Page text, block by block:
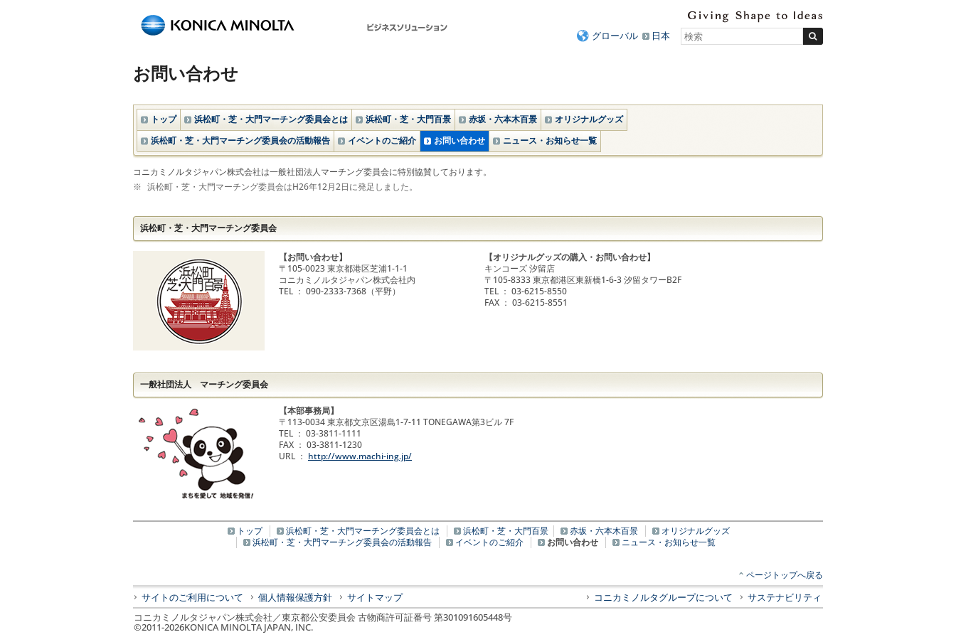
グローバル 日本
お問い合わせ
トップ 浜松町・芝・大門マーチング委員会とは 浜松町・芝・大門百景 赤坂・六本木百景
オリジナルグッズ
浜松町・芝・大門マーチング委員会の活動報告
イベントのご紹介 お問い合わせ ニュース・お知らせ一覧
コニカミノルタジャパン株式会社は一般社団法人マーチング委員会に特別協賛しております。
※ 浜松町・芝・大門マーチング委員会はH26年12月2日に発足しました。
浜松町・芝・大門マーチング委員会
【お問い合わせ】
〒105-0023 東京都港区芝浦1-1-1
コニカミノルタジャパン株式会社内
TEL ： 090-2333-7368（平野）
【オリジナルグッズの購入・お問い合わせ】
キンコーズ 汐留店
〒105-8333 東京都港区東新橋1-6-3 汐留タワーB2F
TEL ： 03-6215-8550
FAX ： 03-6215-8551
一般社団法人 マーチング委員会
【本部事務局】
〒113-0034 東京都文京区湯島1-7-11 TONEGAWA第3ビル 7F
TEL ： 03-3811-1111
FAX ： 03-3811-1230
URL ： http://www.machi-ing.jp/
トップ 浜松町・芝・大門マーチング委員会とは 浜松町・芝・大門百景 赤坂・六本木百景
オリジナルグッズ
浜松町・芝・大門マーチング委員会の活動報告
イベントのご紹介 お問い合わせ ニュース・お知らせ一覧
ページトップへ戻る
サイトのご利用について 個人情報保護方針 サイトマップ コニカミノルタグループについて
サステナビリティ
コニカミノルタジャパン株式会社／東京都公安委員会 古物商許可証番号 第301091605448号
©2011-2026KONICA MINOLTA JAPAN, INC.